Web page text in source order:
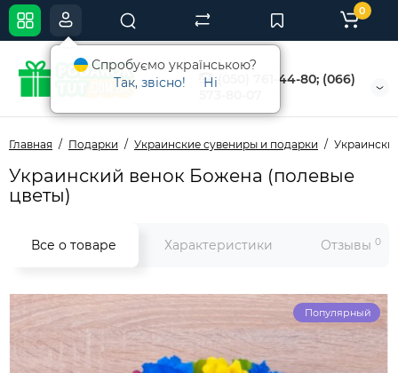
(050) 761-44-80; (066)
0
Главная Подарки Украинские сувениры и подарки
Украинский венок Божена (полевые
цветы)
Все о товаре Характеристики Отзывы 0
Популярный
Спробуємо українською?
Так, звісно!
Ні